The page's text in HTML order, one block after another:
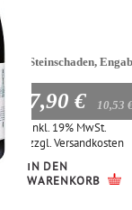
Steinschaden,
7,90 € 10,53
Inkl. 19% MwSt.
zzgl.Versandkosten
IN DEN
WARENKORB